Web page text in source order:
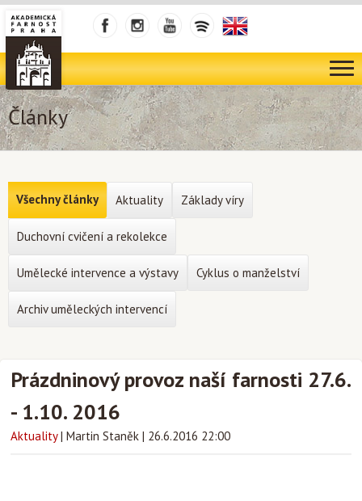
Články
Prázdninový provoz naší farnosti 27.6.
- 1.10. 2016
Aktuality | Martin Staněk | 26.6.2016 22:00
Všechny články Aktuality Základy víry
Duchovní cvičení a rekolekce
Umělecké intervence a výstavy Cyklus o manželství
Archiv uměleckých intervencí